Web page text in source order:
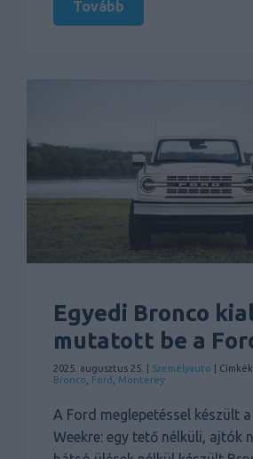
Tovább
Egyedi Bronco
mutatott be a
2025. augusztus 25. | Személyauto |
Bronco
Ford Monterey
A Ford meglepetéssel készült
Weekre: egy tető nélküli, ajtók